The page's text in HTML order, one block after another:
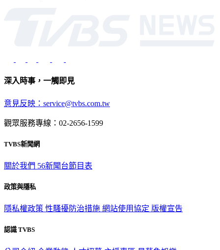
深入時事，一觸即見
意見反映：service@tvbs.com.tw
觀眾服務專線：02-2656-1599
TVBS新聞網
關於我們 56新聞台節目表
政策與隱私
隱私權政策 性騷擾防治措施 網站使用協定 版權宣告
認識 TVBS